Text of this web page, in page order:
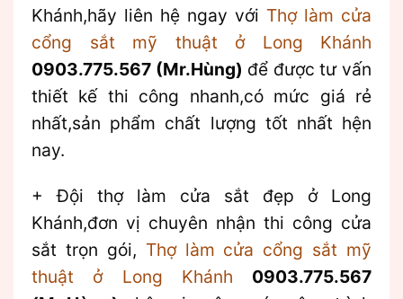
Khánh,hãy liên hệ ngay với Thợ làm cửa
cổng sắt mỹ thuật ở Long Khánh
0903.775.567 (Mr.Hùng) để được tư vấn
thiết kế thi công nhanh,có mức giá rẻ
nhất,sản phẩm chất lượng tốt nhất hện
nay.
+ Đội thợ làm cửa sắt đẹp ở Long
Khánh,đơn vị chuyên nhận thi công cửa
sắt trọn gói, Thợ làm cửa cổng sắt mỹ
thuật ở Long Khánh
0903.775.567